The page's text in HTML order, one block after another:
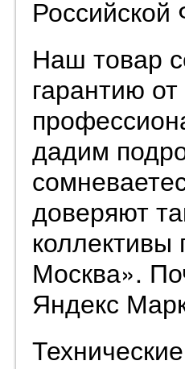
Наш товар
гарантию
дадим
доверяют
коллективы
Москва».
Яндекс